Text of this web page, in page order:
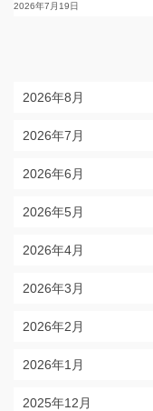
2026年7月19日
2026年8月
2026年7月
2026年6月
2026年5月
2026年4月
2026年3月
2026年2月
2026年1月
2025年12月